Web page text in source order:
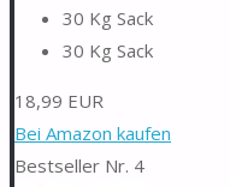
30 Kg Sack
30 Kg Sack
18,99 EUR
Bei Amazon kaufen
Bestseller Nr. 4